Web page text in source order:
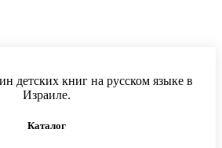
детских книг на русском языке в
Израиле.
Каталог